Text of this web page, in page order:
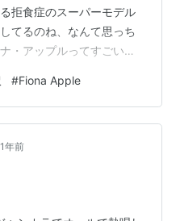
拒食症のスーパーモデル
てるのね、なんて思っち
・アップルってすごいト
らされるような詩もホン
ほんとうに彼女は拒食症
ぐらい痩せてたし、３０
り、最近はアルバムはま
トランプとその傘下…
#Fiona Apple
年前